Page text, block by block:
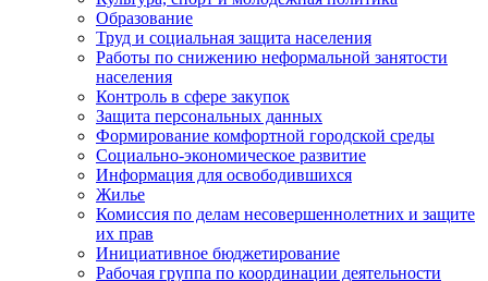
Образование
Труд и социальная защита населения
Работы по снижению неформальной занятости
населения
Контроль в сфере закупок
Защита персональных данных
Формирование комфортной городской среды
Социально-экономическое развитие
Информация для освободившихся
Жилье
Комиссия по делам несовершеннолетних и защите
их прав
Инициативное бюджетирование
Рабочая группа по координации деятельности